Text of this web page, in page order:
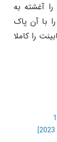
آغشته به
با آن پاک
را کاملا